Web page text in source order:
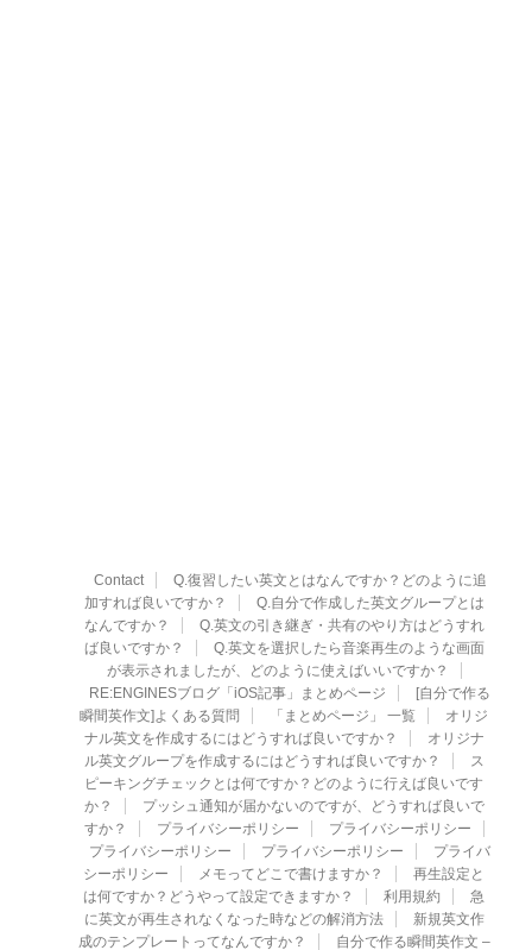
Contact
Q.復習したい英文とはなんですか？どのように追
加すれば良いですか？
Q.自分で作成した英文グループとは
なんですか？
Q.英文の引き継ぎ・共有のやり方はどうすれ
ば良いですか？
Q.英文を選択したら音楽再生のような画面
が表示されましたが、どのように使えばいいですか？
RE:ENGINESブログ「iOS記事」まとめページ
[自分で作る
瞬間英作文]よくある質問
「まとめページ」 一覧
オリジ
ナル英文を作成するにはどうすれば良いですか？
オリジナ
ル英文グループを作成するにはどうすれば良いですか？
ス
ピーキングチェックとは何ですか？どのように行えば良いです
か？
プッシュ通知が届かないのですが、どうすれば良いで
すか？
プライバシーポリシー
プライバシーポリシー
プライバシーポリシー
プライバシーポリシー
プライバ
シーポリシー
メモってどこで書けますか？
再生設定と
は何ですか？どうやって設定できますか？
利用規約
急
に英文が再生されなくなった時などの解消方法
新規英文作
成のテンプレートってなんですか？
自分で作る瞬間英作文 –